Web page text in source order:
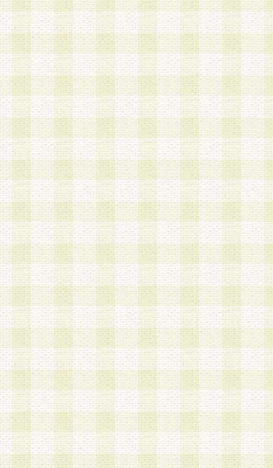
a.既に登録されている会員と同一のメールアドレ
録する場合
b.本サービスと同様のサービスを提供している企
業に従事していると思われる本人またはその家族
場合
c.その他当社が不適切と判断する場合
2.当社は、会員登録希望者を会員として承認する
した 場合、会員登録希望者による会員登録手続
による承認後の場合であっても、会員登録の取り
の抹消を、当社が適切と判 断する方法・手段に
とができるものとします。
3.会員登録希望者が18歳未満、成年被後見人、被
人 である場合は、親権者などの法定代理人の同
録を行うものとします。なお、義務教育学齢に該
者については、登録時に 当社が別途定める方法
権者による承認手続きを行うものとします。
第3条 会員の登録方法
1.会員登録手続きは、会員登録希望者本人が行う
る登録は一切認められないものとします。
2.会員登録希望者は、本規約に同意の後、当社指
画 面」において、当社が指定する必要事項を入
を行うものとします。当社は、会員登録を承認し
会員として本サービスを 受けるためのログイン
を付与します。
3.会員は、会員登録の際に申告する登録情報の全
いかなる虚偽の申告をも行ってはならないものと